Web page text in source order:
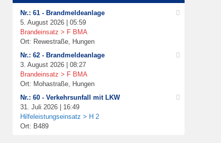
Nr.: 61 - Brandmeldeanlage
5. August 2026 | 05:59
Brandeinsatz > F BMA
Ort: Rewestraße, Hungen
Nr.: 62 - Brandmeldeanlage
3. August 2026 | 08:27
Brandeinsatz > F BMA
Ort: Mohastraße, Hungen
Nr.: 60 - Verkehrsunfall mit LKW
31. Juli 2026 | 16:49
Hilfeleistungseinsatz > H 2
Ort: B489